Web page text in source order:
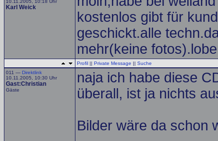
10.11.2005, 10:18 Uhr
Karl Weick
kostenlos gibt für
geschickt.alle
mehr(keine
Profil || Private Message || Suche
011 — Direktlink
10.11.2005, 10:30 Uhr
Gast:Christian
Gäste
naja ich habe diese
überall, ist ja nichts
Bilder wäre da schon